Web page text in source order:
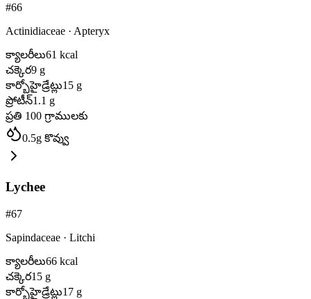
#66
Actinidiaceae · Apteryx
క్యాలరీలు61 kcal
చక్కెర9 g
కార్బోహైడ్రేట్లు15 g
ప్రోటీన్1.1 g
ప్రతి 100 గ్రాములకు
0.5g కొవ్వు
Lychee
#67
Sapindaceae · Litchi
క్యాలరీలు66 kcal
చక్కెర15 g
కార్బోహైడ్రేట్లు17 g